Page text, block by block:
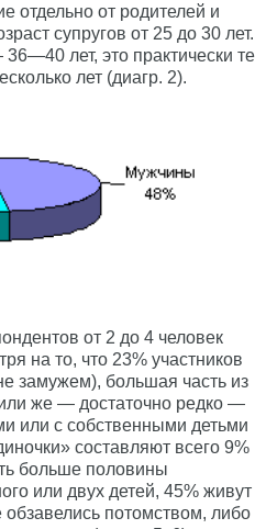
от родителей и
супругов от 25 до 30 лет.
лет, это практически те
лет (диагр. 2).
от 2 до 4 человек
на то, что 23% участников
замужем), большая часть из
же — достаточно редко —
или с собственными детьми
составляют всего 9%
больше половины
или двух детей, 45% живут
потомством, либо